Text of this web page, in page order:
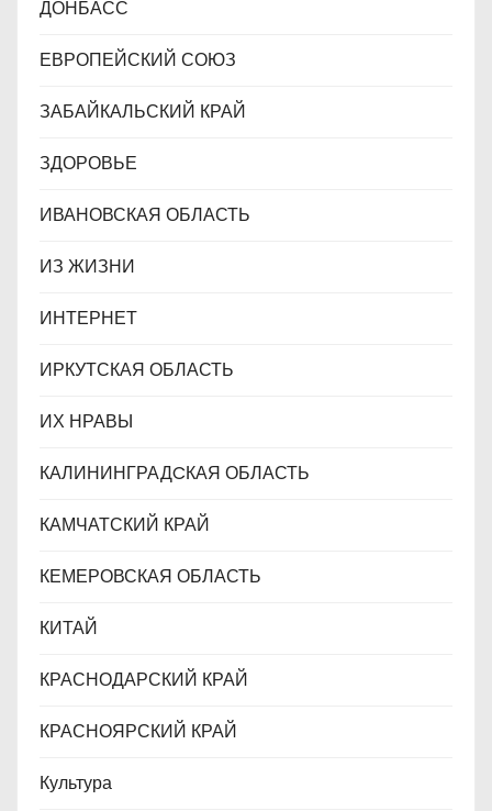
ДОНБАСС
ЕВРОПЕЙСКИЙ СОЮЗ
ЗАБАЙКАЛЬСКИЙ КРАЙ
ЗДОРОВЬЕ
ИВАНОВСКАЯ ОБЛАСТЬ
ИЗ ЖИЗНИ
ИНТЕРНЕТ
ИРКУТСКАЯ ОБЛАСТЬ
ИХ НРАВЫ
КАЛИНИНГРАДCКАЯ ОБЛАСТЬ
КАМЧАТСКИЙ КРАЙ
КЕМЕРОВСКАЯ ОБЛАСТЬ
КИТАЙ
КРАСНОДАРСКИЙ КРАЙ
КРАСНОЯРСКИЙ КРАЙ
Культура